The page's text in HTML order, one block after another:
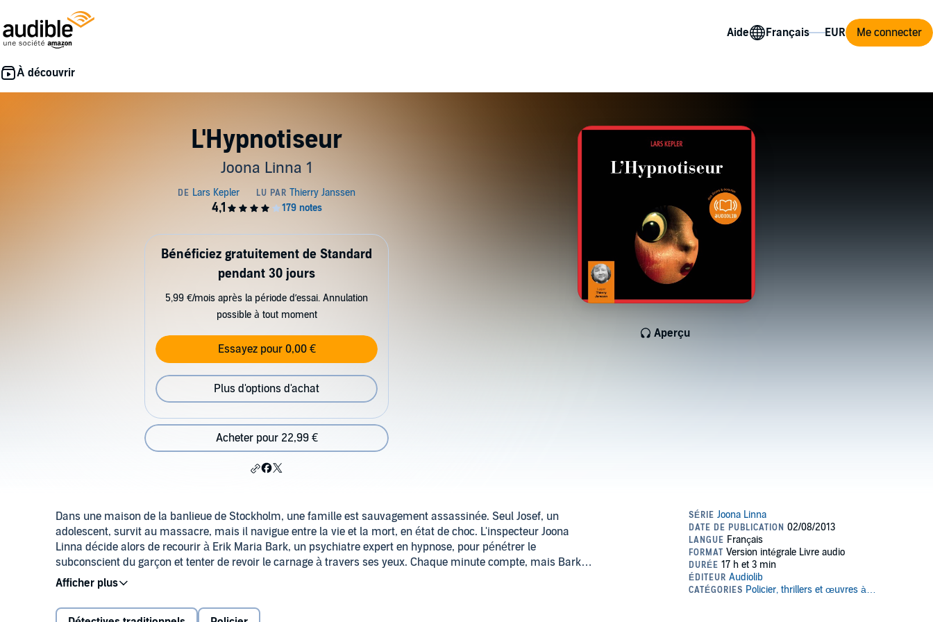
Aide Me connecter
L'Hypnotiseur
Joona Linna 1
Aperçu
Bénéficiez gratuitement de Standard
pendant 30 jours
5,99 €/mois après la période d’essai. Annulation
possible à tout moment
Essayez pour 0,00 €
Plus d'options d'achat
Acheter pour 22,99 €
Dans une maison de la banlieue de Stockholm, une famille est sauvagement assassinée. Seul Josef, un
adolescent, survit au massacre, mais il navigue entre la vie et la mort, en état de choc. L'inspecteur Joona
Linna décide alors de recourir à Erik Maria Bark, un psychiatre expert en hypnose, pour pénétrer le
subconscient du garçon et tenter de revoir le carnage à travers ses yeux. Chaque minute compte, mais Bark
ignore qu'avec ces révélations qu'il traque dans la mémoire de Josef, c'est aussi pour lui qu'un dramatique
compte à rebours vient de commencer.